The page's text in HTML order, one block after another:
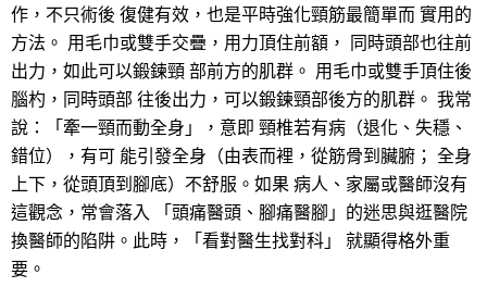
作，不只術後 復健有效，也是平時強化頸筋最簡單而 實用的
方法。 用毛巾或雙手交疊，用力頂住前額， 同時頭部也往前
出力，如此可以鍛鍊頸 部前方的肌群。 用毛巾或雙手頂住後
腦杓，同時頭部 往後出力，可以鍛鍊頸部後方的肌群。 我常
說：「牽一頸而動全身」，意即 頸椎若有病（退化、失穩、
錯位），有可 能引發全身（由表而裡，從筋骨到臟腑； 全身
上下，從頭頂到腳底）不舒服。如果 病人、家屬或醫師沒有
這觀念，常會落入 「頭痛醫頭、腳痛醫腳」的迷思與逛醫院
換醫師的陷阱。此時，「看對醫生找對科」 就顯得格外重
要。